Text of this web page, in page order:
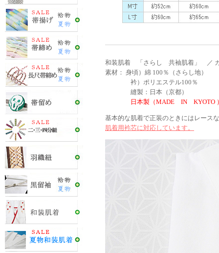
和装肌着 「さらし 共袖肌着」 ／
素材： 身頃）綿 100％（さらし地）
衿）ポリエステル100％
縫製：日本（京都）
日本製（MADE IN KYOTO
基本的な肌着で正装のときにはレース
肌着用衿芯に対応しています。